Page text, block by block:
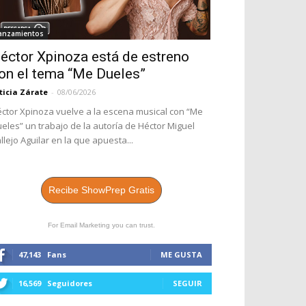
Xpinoza está de estreno
el tema “Me Dueles”
Zárate - 08/06/2026
Xpinoza vuelve a la escena musical con “Me
un trabajo de la autoría de Héctor Miguel
Aguilar en la que apuesta...
Recibe ShowPrep Gratis
For Email Marketing you can trust.
47,143 Fans ME GUSTA
16,569 Seguidores SEGUIR